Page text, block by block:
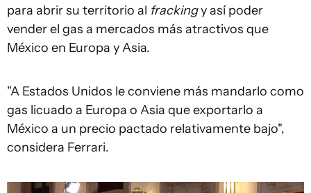
para abrir su territorio al frackingy así poder
vender el gas a mercados más atractivos que
México en Europa y Asia.
"A Estados Unidos le conviene más mandarlo como
gas licuado a Europa o Asia que exportarlo a
México a un precio pactado relativamente bajo",
considera Ferrari.